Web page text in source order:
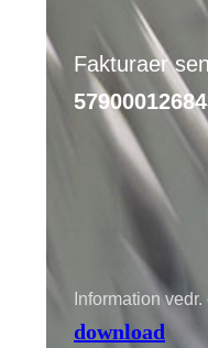
Fakturaer
Information
download